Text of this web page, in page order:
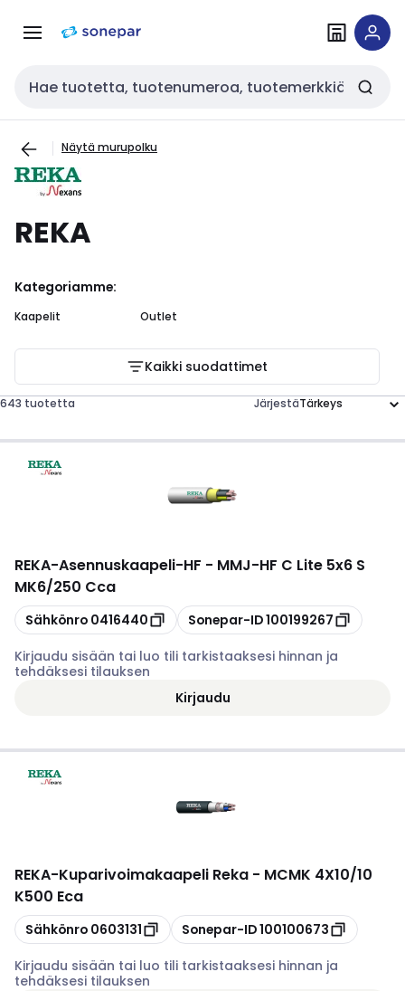
navigointiinsisältöön
Haku
Näytä murupolku
REKA
Kategoriamme:
Kaapelit Outlet
Kaikki suodattimet
643 tuotetta Järjestä
REKA-Asennuskaapeli-HF - MMJ-HF C Lite 5x6 S
MK6/250 Cca
Kopioi
Sähkönro 0416440 Kopioi
Sonepar-ID100199267
Kirjaudu sisään tai luo tili tarkistaaksesi hinnan ja
tehdäksesi tilauksen
Kirjaudu
REKA-Kuparivoimakaapeli Reka - MCMK 4X10/10
K500 Eca
Kopioi
Sähkönro 0603131 Kopioi
Sonepar-ID100100673
Kirjaudu sisään tai luo tili tarkistaaksesi hinnan ja
tehdäksesi tilauksen